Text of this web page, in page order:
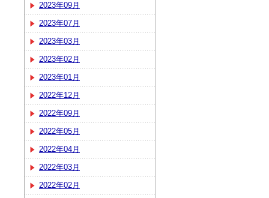
2023年09月
2023年07月
2023年03月
2023年02月
2023年01月
2022年12月
2022年09月
2022年05月
2022年04月
2022年03月
2022年02月